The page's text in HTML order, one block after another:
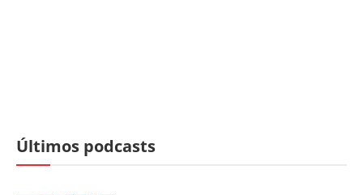
Últimos podcasts